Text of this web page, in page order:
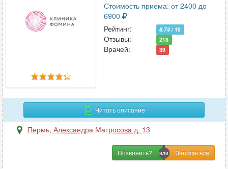
Стоимость приема: от 2400 до
6900
Рейтинг:
8.74 / 10
Отзывы: 218
Врачей: 39
Читать описание
Пермь, Александра Матросова д. 13
Позвонить?